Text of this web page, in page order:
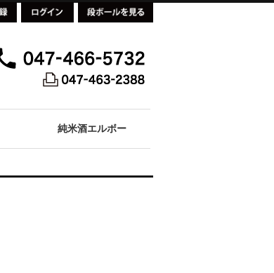
純米酒エルボー